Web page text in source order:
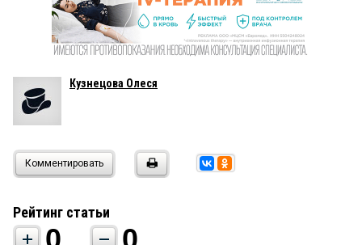
Кузнецова Олеся
Комментировать
Рейтинг статьи